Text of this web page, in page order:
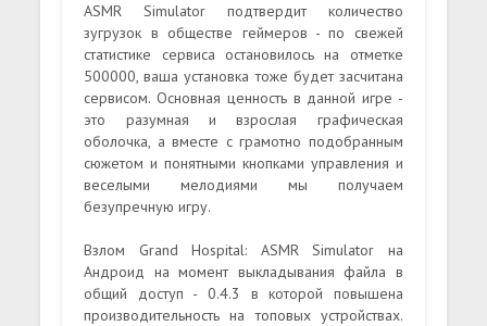
ASMR Simulator подтвердит количество
зугрузок в обществе геймеров - по свежей
статистике сервиса остановилось на отметке
500000, ваша установка тоже будет засчитана
сервисом. Основная ценность в данной игре -
это разумная и взрослая графическая
оболочка, а вместе с грамотно подобранным
сюжетом и понятными кнопками управления и
веселыми мелодиями мы получаем
безупречную игру.
Взлом Grand Hospital: ASMR Simulator на
Андроид на момент выкладывания файла в
общий доступ - 0.4.3 в которой повышена
производительность на топовых устройствах.